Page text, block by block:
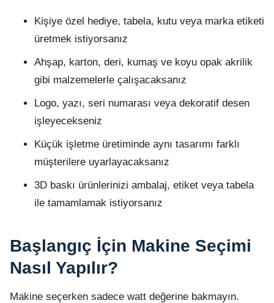
Kişiye özel hediye, tabela, kutu veya marka etiketi
üretmek istiyorsanız
Ahşap, karton, deri, kumaş ve koyu opak akrilik
gibi malzemelerle çalışacaksanız
Logo, yazı, seri numarası veya dekoratif desen
işleyecekseniz
Küçük işletme üretiminde aynı tasarımı farklı
müşterilere uyarlayacaksanız
3D baskı ürünlerinizi ambalaj, etiket veya tabela
ile tamamlamak istiyorsanız
Başlangıç İçin Makine Seçimi
Nasıl Yapılır?
Makine seçerken sadece watt değerine bakmayın.